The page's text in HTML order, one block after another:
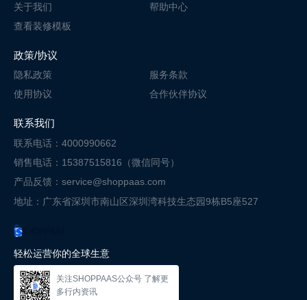
轻松运营你的全球生意
关注SHOPPAAS公众号 了解更
多行内资讯
关于我们
帮助中心
查看装修模板
政策/协议
隐私政策
服务条款
使用协议
合作伙伴协议
联系我们
联系电话：4000990662
销售电话：15387515816（微信同号）
产品反馈：service@shoppaas.com
地址：广东省深圳市南山区深圳湾科技生态园9栋B5座527